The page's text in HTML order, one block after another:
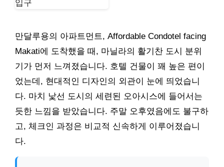
만달루용의 아파트먼트, Affordable Condotel facing
Makati에 도착했을 때, 마닐라의 활기찬 도시 분위
기가 먼저 느껴졌습니다. 호텔 건물이 꽤 높은 편이
었는데, 현대적인 디자인의 외관이 눈에 띄었습니
다. 마치 낯선 도시의 세련된 오아시스에 들어서는
듯한 느낌을 받았습니다. 주말 오후였음에도 불구하
고, 체크인 과정은 비교적 신속하게 이루어졌습니
다.